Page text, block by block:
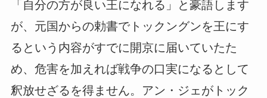
「自分の方が良い王になれる」と豪語します
が、元国からの勅書でトックングンを王にす
るという内容がすでに開京に届いていたた
め、危害を加えれば戦争の口実になるとして
釈放せざるを得ません。アン・ジェがトック